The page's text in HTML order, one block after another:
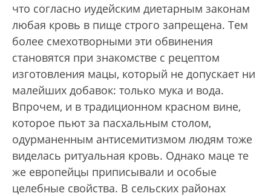
что согласно иудейским диетарным законам
любая кровь в пище строго запрещена. Тем
более смехотворными эти обвинения
становятся при знакомстве с рецептом
изготовления мацы, который не допускает ни
малейших добавок: только мука и вода.
Впрочем, и в традиционном красном вине,
которое пьют за пасхальным столом,
одурманенным антисемитизмом людям тоже
виделась ритуальная кровь. Однако маце те
же европейцы приписывали и особые
целебные свойства. В сельских районах